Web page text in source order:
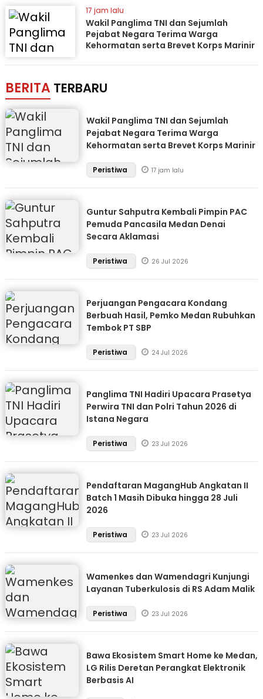
17 jam lalu
Wakil Panglima TNI dan Sejumlah
Pejabat Negara Terima Warga
Kehormatan serta Brevet Korps Marinir
BERITA TERBARU
Wakil Panglima TNI dan Sejumlah
Pejabat Negara Terima Warga
Kehormatan serta Brevet Korps Marinir
Peristiwa 17 jam lalu
Guntur Sahputra Kembali Pimpin PAC
Pemuda Pancasila Medan Denai
Secara Aklamasi
Peristiwa 26 Jul 2026
Perjuangan Pengacara Kondang
Berbuah Hasil, Pemko Medan Rubuhkan
Tembok PT SBP
Peristiwa 24 Jul 2026
Panglima TNI Hadiri Upacara Prasetya
Perwira TNI dan Polri Tahun 2026 di
Istana Negara
Peristiwa 23 Jul 2026
Pendaftaran MagangHub Angkatan II
Batch 1 Masih Dibuka hingga 28 Juli
2026
Peristiwa 23 Jul 2026
Wamenkes dan Wamendagri Kunjungi
Layanan Tuberkulosis di RS Adam Malik
Peristiwa 23 Jul 2026
Bawa Ekosistem Smart Home ke Medan,
LG Rilis Deretan Perangkat Elektronik
Berbasis AI